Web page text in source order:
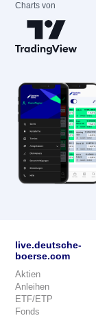
Charts von
live.deutsche-
boerse.com
Aktien
Anleihen
ETF/ETP
Fonds